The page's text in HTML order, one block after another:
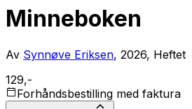
Minneboken
Av Synnøve Eriksen, 2026, Heftet
129,-
Forhåndsbestilling med faktura